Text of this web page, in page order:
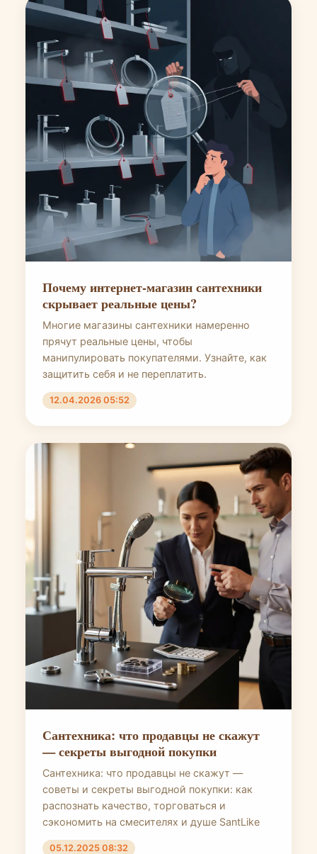
Почему интернет-магазин сантехники
скрывает реальные цены?
Многие магазины сантехники намеренно
прячут реальные цены, чтобы
манипулировать покупателями. Узнайте, как
защитить себя и не переплатить.
12.04.2026 05:52
Сантехника: что продавцы не скажут
— секреты выгодной покупки
Сантехника: что продавцы не скажут —
советы и секреты выгодной покупки: как
распознать качество, торговаться и
сэкономить на смесителях и душе SantLike
05.12.2025 08:32